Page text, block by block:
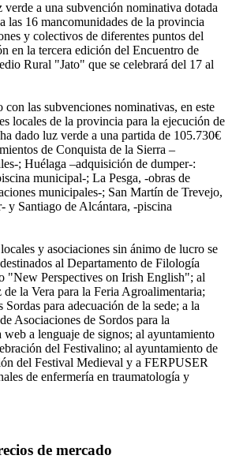
verde a una subvención nominativa dotada
las 16 mancomunidades de la provincia
y colectivos de diferentes puntos del
en la tercera edición del Encuentro de
Rural "Jato" que se celebrará del 17 al
las subvenciones nominativas, en este
locales de la provincia para la ejecución de
dado luz verde a una partida de 105.730€
de Conquista de la Sierra –
; Huélaga –adquisición de dumper-:
municipal-; La Pesga, -obras de
municipales-; San Martín de Trevejo,
y Santiago de Alcántara, -piscina
y asociaciones sin ánimo de lucro se
al Departamento de Filología
"New Perspectives on Irish English"; al
la Vera para la Feria Agroalimentaria;
para adecuación de la sede; a la
Asociaciones de Sordos para la
web a lenguaje de signos; al ayuntamiento
del Festivalino; al ayuntamiento de
del Festival Medieval y a FERPUSER
de enfermería en traumatología y
de mercado